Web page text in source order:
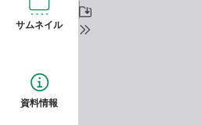
サムネイル
資料情報